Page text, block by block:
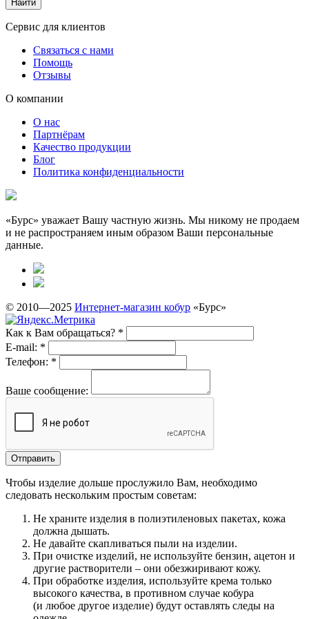
Сервис для клиентов
Связаться с нами
Помощь
Отзывы
О компании
О нас
Партнёрам
Качество продукции
Блог
Политика конфиденциальности
«Бурс» уважает Вашу частную жизнь. Мы никому не продаем
и не распространяем иным образом Ваши персональные
данные.
© 2010—2025 Интернет-магазин кобур «Бурс»
Как к Вам обращаться? *
E-mail: *
Телефон: *
Ваше сообщение:
Чтобы изделие дольше прослужило Вам, необходимо
следовать нескольким простым советам:
Не храните изделия в полиэтиленовых пакетах, кожа
должна дышать.
Не давайте скапливаться пыли на изделии.
При очистке изделий, не используйте бензин, ацетон и
другие растворители – они обезжиривают кожу.
При обработке изделия, используйте крема только
высокого качества, в противном случае кобура
(и любое другое изделие) будут оставлять следы на